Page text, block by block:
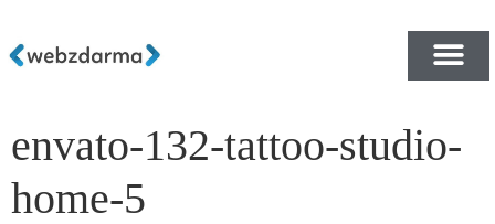
envato-132-tattoo-studio-
home-5